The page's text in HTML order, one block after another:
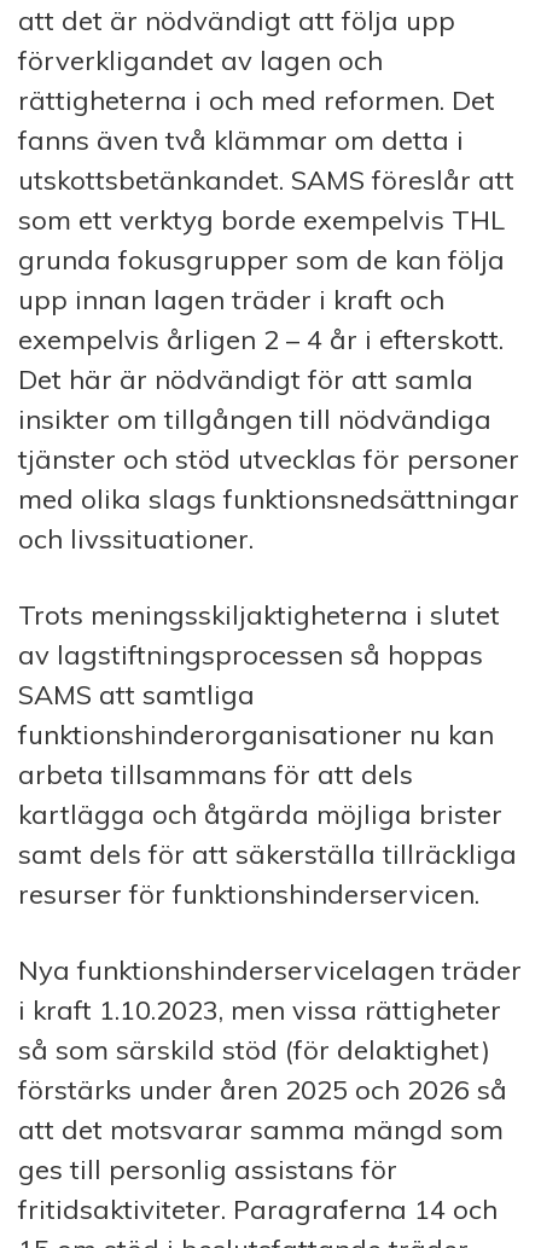
att det är nödvändigt att följa upp
förverkligandet av lagen och
rättigheterna i och med reformen. Det
fanns även två klämmar om detta i
utskottsbetänkandet. SAMS föreslår att
som ett verktyg borde exempelvis THL
grunda fokusgrupper som de kan följa
upp innan lagen träder i kraft och
exempelvis årligen 2 – 4 år i efterskott.
Det här är nödvändigt för att samla
insikter om tillgången till nödvändiga
tjänster och stöd utvecklas för personer
med olika slags funktionsnedsättningar
och livssituationer.
Trots meningsskiljaktigheterna i slutet
av lagstiftningsprocessen så hoppas
SAMS att samtliga
funktionshinderorganisationer nu kan
arbeta tillsammans för att dels
kartlägga och åtgärda möjliga brister
samt dels för att säkerställa tillräckliga
resurser för funktionshinderservicen.
Nya funktionshinderservicelagen träder
i kraft 1.10.2023, men vissa rättigheter
så som särskild stöd (för delaktighet)
förstärks under åren 2025 och 2026 så
att det motsvarar samma mängd som
ges till personlig assistans för
fritidsaktiviteter. Paragraferna 14 och